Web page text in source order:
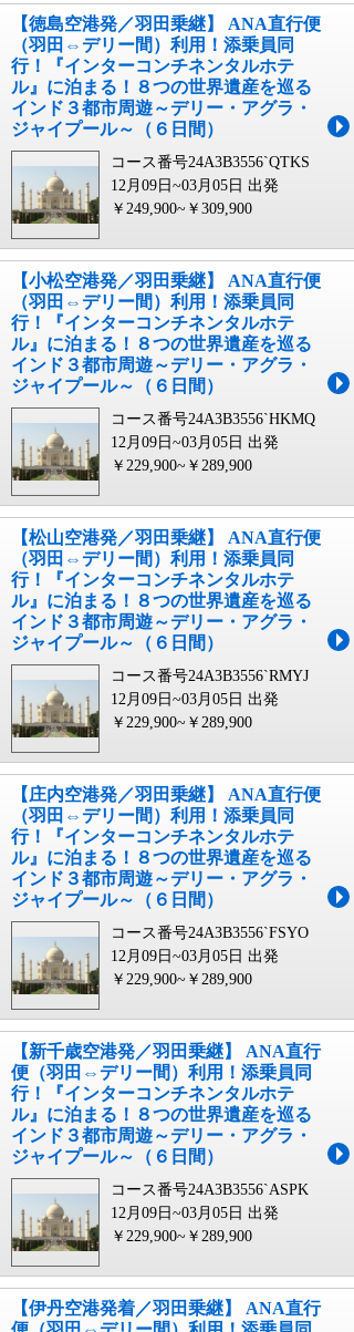
【徳島空港発／羽田乗継】 ANA直行便
（羽田⇔デリー間）利用！添乗員同
行！『インターコンチネンタルホテ
ル』に泊まる！８つの世界遺産を巡る
インド３都市周遊～デリー・アグラ・
ジャイプール～（６日間）
コース番号24A3B3556`QTKS
12月09日~03月05日 出発
￥249,900~￥309,900
【小松空港発／羽田乗継】 ANA直行便
（羽田⇔デリー間）利用！添乗員同
行！『インターコンチネンタルホテ
ル』に泊まる！８つの世界遺産を巡る
インド３都市周遊～デリー・アグラ・
ジャイプール～（６日間）
コース番号24A3B3556`HKMQ
12月09日~03月05日 出発
￥229,900~￥289,900
【松山空港発／羽田乗継】 ANA直行便
（羽田⇔デリー間）利用！添乗員同
行！『インターコンチネンタルホテ
ル』に泊まる！８つの世界遺産を巡る
インド３都市周遊～デリー・アグラ・
ジャイプール～（６日間）
コース番号24A3B3556`RMYJ
12月09日~03月05日 出発
￥229,900~￥289,900
【庄内空港発／羽田乗継】 ANA直行便
（羽田⇔デリー間）利用！添乗員同
行！『インターコンチネンタルホテ
ル』に泊まる！８つの世界遺産を巡る
インド３都市周遊～デリー・アグラ・
ジャイプール～（６日間）
コース番号24A3B3556`FSYO
12月09日~03月05日 出発
￥229,900~￥289,900
【新千歳空港発／羽田乗継】 ANA直行
便（羽田⇔デリー間）利用！添乗員同
行！『インターコンチネンタルホテ
ル』に泊まる！８つの世界遺産を巡る
インド３都市周遊～デリー・アグラ・
ジャイプール～（６日間）
コース番号24A3B3556`ASPK
12月09日~03月05日 出発
￥229,900~￥289,900
【伊丹空港発着／羽田乗継】 ANA直行